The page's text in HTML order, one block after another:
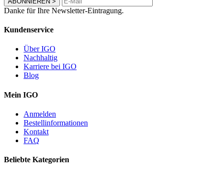
Danke für Ihre Newsletter-Eintragung.
Kundenservice
Über IGO
Nachhaltig
Karriere bei IGO
Blog
Mein IGO
Anmelden
Bestellinformationen
Kontakt
FAQ
Beliebte Kategorien